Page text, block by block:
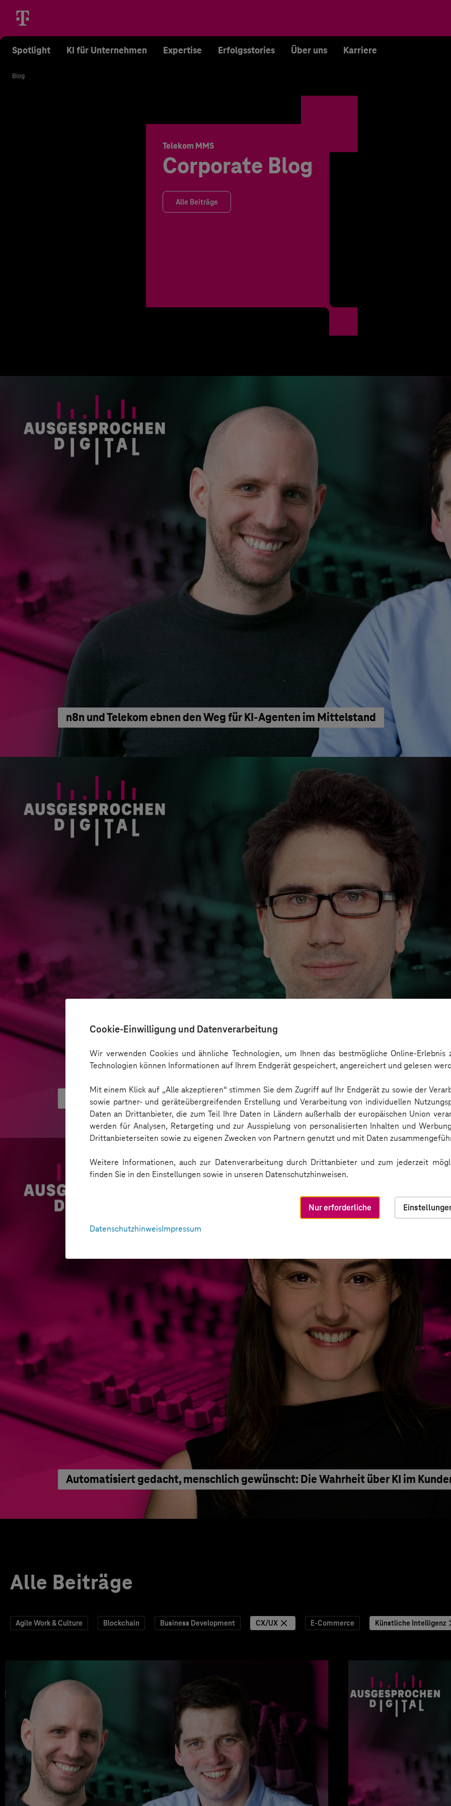
Cookie-Einwilligung und Datenverarbeitung
Wir verwenden Cookies und ähnliche Technologien, um Ihnen das bestmögliche Online-
Technologien können Informationen auf Ihrem Endgerät gespeichert, angereichert und gelesen
Mit einem Klick auf „Alle akzeptieren“ stimmen Sie dem Zugriff auf Ihr Endgerät zu sowie der
sowie partner- und geräteübergreifenden Erstellung und Verarbeitung von individuellen
Daten an Drittanbieter, die zum Teil Ihre Daten in Ländern außerhalb der europäischen Union
werden für Analysen, Retargeting und zur Ausspielung von personalisierten Inhalten und
Drittanbieterseiten sowie zu eigenen Zwecken von Partnern genutzt und mit Daten
Weitere Informationen, auch zur Datenverarbeitung durch Drittanbieter und zum jederzeit
finden Sie in den Einstellungen sowie in unseren Datenschutzhinweisen.
Nur erforderliche
DatenschutzhinweisImpressum
Spotlight KI für Unternehmen Expertise Erfolgsstories Über uns Karriere
Blog
Telekom MMS
Corporate Blog
Alle Beiträge
n8n und Telekom ebnen den Weg für KI-Agenten im Mittelstand
Was hinter AI Smart Glasses steckt: Use Cases, Chancen und
Automatisiert gedacht, menschlich gewünscht: Die Wahrheit über KI im
Alle Beiträge
Agile Work & Culture Blockchain Business Development CX/UX E-Commerce Künstliche Intelligenz